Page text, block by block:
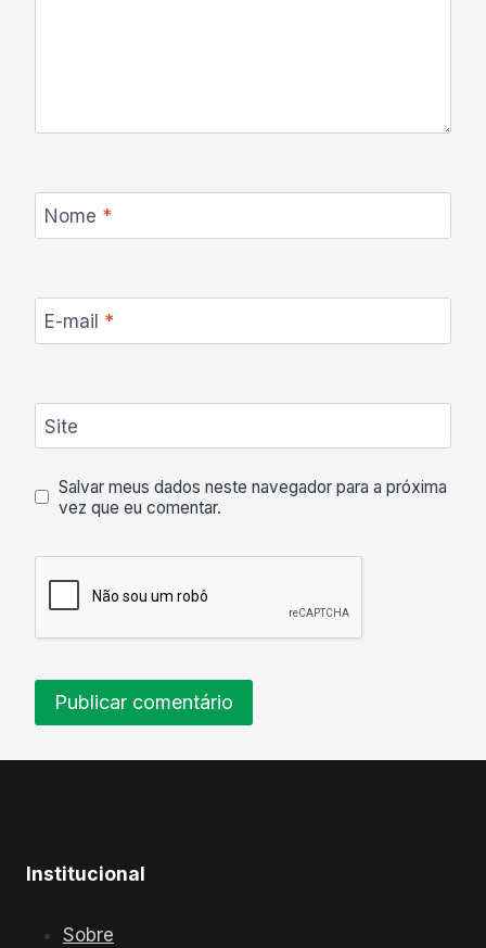
Nome *
E-mail *
Site
Salvar meus dados neste navegador para a próxima
vez que eu comentar.
Institucional
Sobre